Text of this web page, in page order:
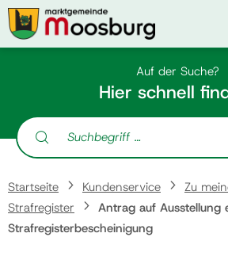
Kontakt
Suche nach:
Startseite
Kundenservice
Auf der Suche?
Hier schnell
Suche nach:
Startseite Kundenservice
Zu
Strafregister
Antrag auf Ausstellung
Strafregisterbescheinigung